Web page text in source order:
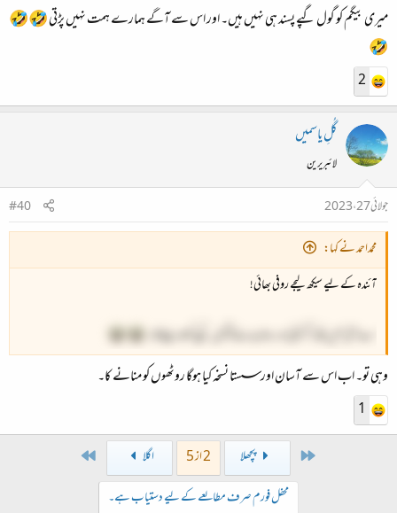
میری بیگم کو گول گپے پسند ہی نہیں ہیں۔ اور اس سے آگے ہمارے ہمت نہیں پڑتی 🤣🤣
🤣
2
گُلِ یاسمیں
لائبریرین
جولائی 27، 2023
#40
محمداحمد نے کہا:
آئندہ کے لیے سیکھ لیجے روفی بھائی!
اے آئی نہیں بلکہ اگر کوئی اور روٹھ جائےتو گول گپے کھلا دیجے گا۔
وہی تو۔ اب اس سے آسان اور سستا نسخہ کیا ہوگا روٹھوں کو منانے کا۔
1
پچھلا 2 از 5 اگلا
محفل فورم صرف مطالعے کے لیے دستیاب ہے۔